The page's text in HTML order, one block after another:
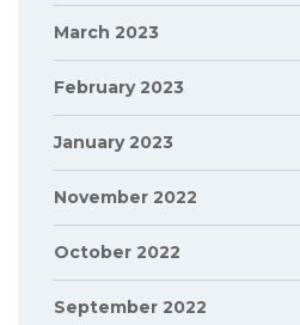
March 2023
February 2023
January 2023
November 2022
October 2022
September 2022